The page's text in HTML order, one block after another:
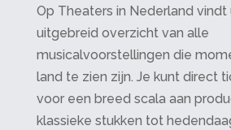
Op Theaters in Nederland vindt
uitgebreid overzicht van alle
musicalvoorstellingen die
land te zien zijn. Je kunt direct
voor een breed scala aan
klassieke stukken tot